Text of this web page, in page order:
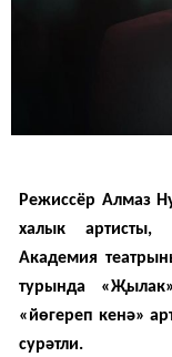
Режиссёр Алмаз
халык артисты,
Академия
турында
«йөгереп кенә»
сурәтли.